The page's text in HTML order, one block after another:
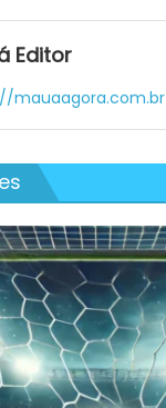
Editor
mauaagora.com.br